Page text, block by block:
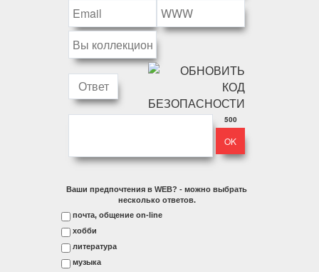
500
Ваши предпочтения в WEB? - можно выбрать
несколько ответов.
почта, общение on-line
хобби
литература
музыка